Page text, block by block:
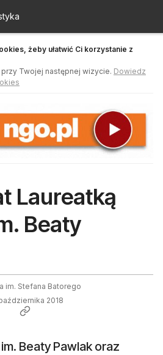
ngo.pl
żeby ułatwić Ci korzystanie z
Twojej następnej wizycie. Dowiedz
Laureatką
Beaty
im. Stefana Batorego
2018
Beaty Pawlak oraz